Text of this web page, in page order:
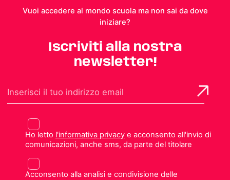
Vuoi accedere al mondo scuola ma non sai da dove
iniziare?
Iscriviti alla nostra
newsletter!
Ho letto l'informativa privacye acconsento all'invio di
comunicazioni, anche sms, da parte del titolare
Acconsento alla analisi e condivisione delle